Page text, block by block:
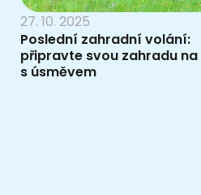
27. 10. 2025
Poslední zahradní volání:
připravte svou zahradu na
s úsměvem